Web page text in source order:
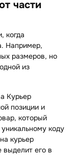
части
когда
Например,
размеров, но
из
Курьер
позиции и
который
коду
курьер
выделит его в